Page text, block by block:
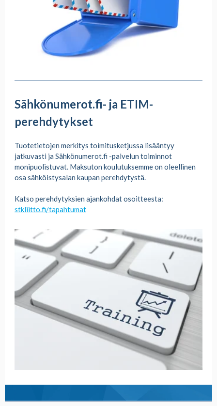
Sähkönumerot.fi- ja ETIM-
perehdytykset
Tuotetietojen merkitys toimitusketjussa lisääntyy
jatkuvasti ja Sähkönumerot.fi -palvelun toiminnot
monipuolistuvat. Maksuton koulutuksemme on oleellinen
osa sähköistysalan kaupan perehdytystä.
Katso perehdytyksien ajankohdat osoitteesta:
stkliitto.fi/tapahtumat